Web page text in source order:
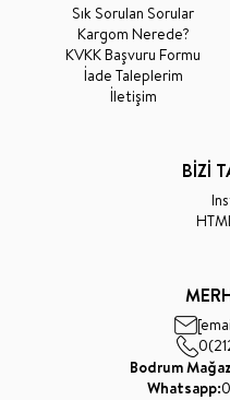
Sık Sorulan Sorular
Kargom Nerede?
KVKK Başvuru Formu
İade Taleplerim
İletişim
BİZİ
Bodrum
Whatsapp: